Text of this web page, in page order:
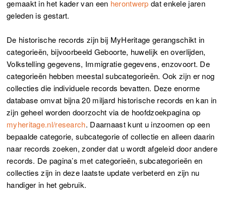
gemaakt in het kader van een herontwerp dat enkele jaren
geleden is gestart.
De historische records zijn bij MyHeritage gerangschikt in
categorieën, bijvoorbeeld Geboorte, huwelijk en overlijden,
Volkstelling gegevens, Immigratie gegevens, enzovoort. De
categorieën hebben meestal subcategorieën. Ook zijn er nog
collecties die individuele records bevatten. Deze enorme
database omvat bijna 20 miljard historische records en kan in
zijn geheel worden doorzocht via de hoofdzoekpagina op
myheritage.nl/research. Daarnaast kunt u inzoomen op een
bepaalde categorie, subcategorie of collectie en alleen daarin
naar records zoeken, zonder dat u wordt afgeleid door andere
records. De pagina’s met categorieën, subcategorieën en
collecties zijn in deze laatste update verbeterd en zijn nu
handiger in het gebruik.